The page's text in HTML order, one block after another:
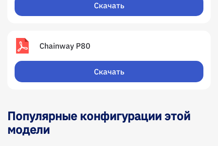
Скачать
Chainway Р80
Скачать
Популярные конфигурации этой
модели